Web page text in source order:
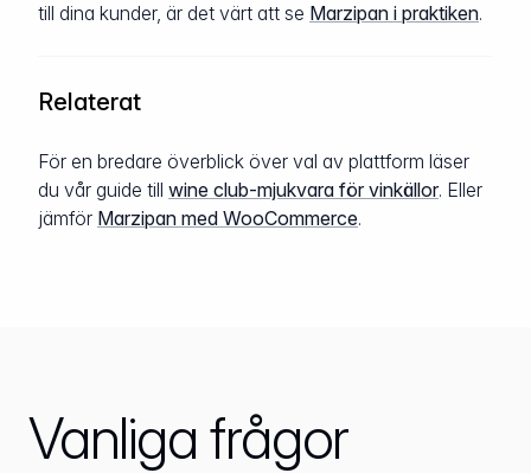
till dina kunder, är det värt att se Marzipan i praktiken.
Relaterat
För en bredare överblick över val av plattform läser
du vår guide till wine club-mjukvara för vinkällor. Eller
jämför Marzipan med WooCommerce.
Vanliga frågor